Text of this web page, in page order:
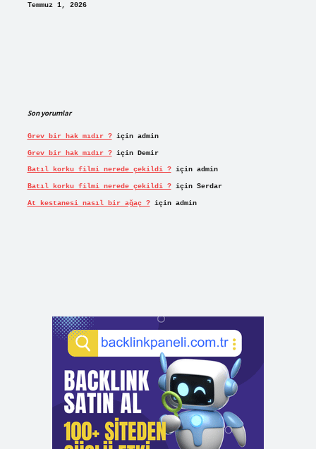
Temmuz 1, 2026
Son yorumlar
Grev bir hak mıdır ?için admin
Grev bir hak mıdır ?için Demir
Batıl korku filmi nerede çekildi ?için admin
Batıl korku filmi nerede çekildi ?için Serdar
At kestanesi nasıl bir ağaç ?için admin